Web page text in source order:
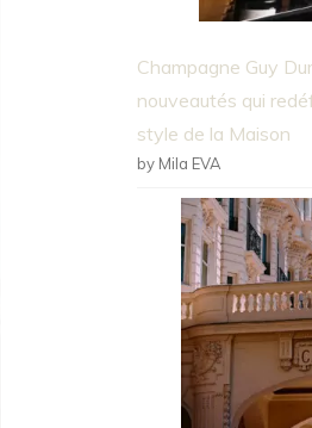
Champagne Guy
nouveautés qui
style de la Maison
by Mila EVA